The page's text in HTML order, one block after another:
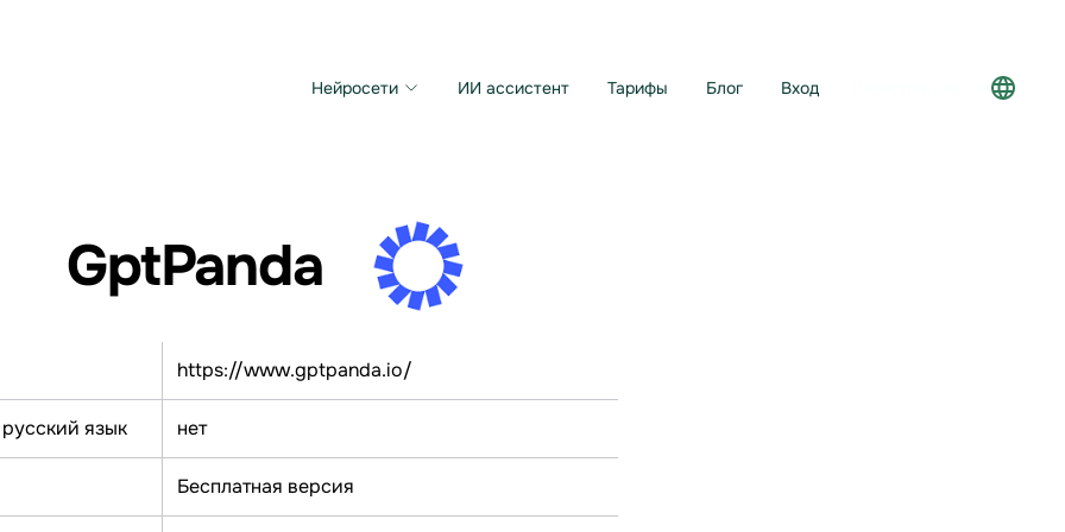
Нейросети ИИ ассистент Тарифы Блог Вход
GptPanda
https://www.gptpanda.io/
язык нет
Бесплатная версия